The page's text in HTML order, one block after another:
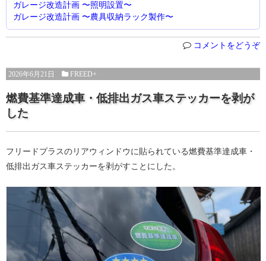
ガレージ改造計画 〜照明設置〜
ガレージ改造計画 〜農具収納ラック製作〜
コメントをどうぞ
2026年6月21日 FREED+
燃費基準達成車・低排出ガス車ステッカーを剥が
した
フリードプラスのリアウィンドウに貼られている燃費基準達成車・
低排出ガス車ステッカーを剥がすことにした。